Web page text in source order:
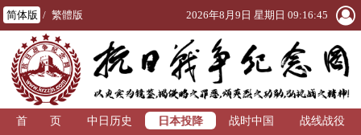
简体版 / 繁體版 2026年8月9日 星期日 09:16:46
首 页 中日历史 日本投降 战时中国
战线战役